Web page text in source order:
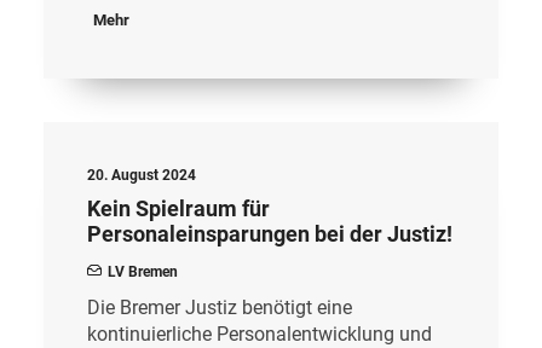
Mehr
20. August 2024
Kein Spielraum für
Personaleinsparungen bei der Justiz!
LV Bremen
Die Bremer Justiz benötigt eine
kontinuierliche Personalentwicklung und